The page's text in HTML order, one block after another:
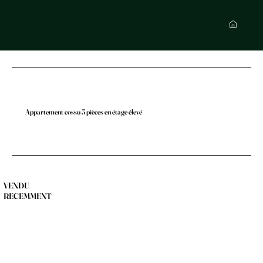
Appartement cossu 3 pièces en étage élevé
VENDU
RECEMMENT